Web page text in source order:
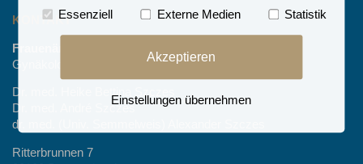
KONTAKT
Frauenärzte im Schlosscarrée
Gynäkologische Gemeinschaftspraxis
Dr. med. Heike Bettina Szczes
Dr. med. André Szczes
dr. med. (Univ. Semmelweis) Alexander Szczes
Ritterbrunnen 7
Essenziell Externe Medien Statistik
Akzeptieren
Einstellungen übernehmen